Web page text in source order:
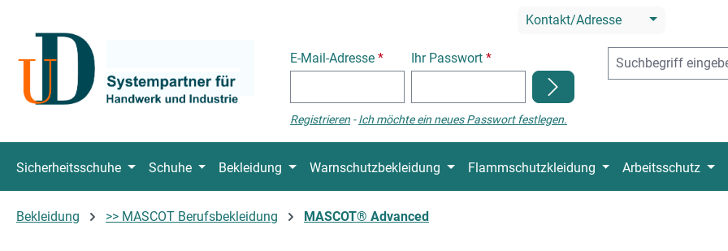
Kontakt/Adresse
E-Mail-Adresse * Ihr Passwort*
Registrieren -Ich möchte ein neues Passwort festlegen.
Sicherheitsschuhe Schuhe Bekleidung Warnschutzbekleidung Flammschutzkleidung Arbeitsschutz
Bekleidung >> MASCOT Berufsbekleidung MASCOT® Advanced